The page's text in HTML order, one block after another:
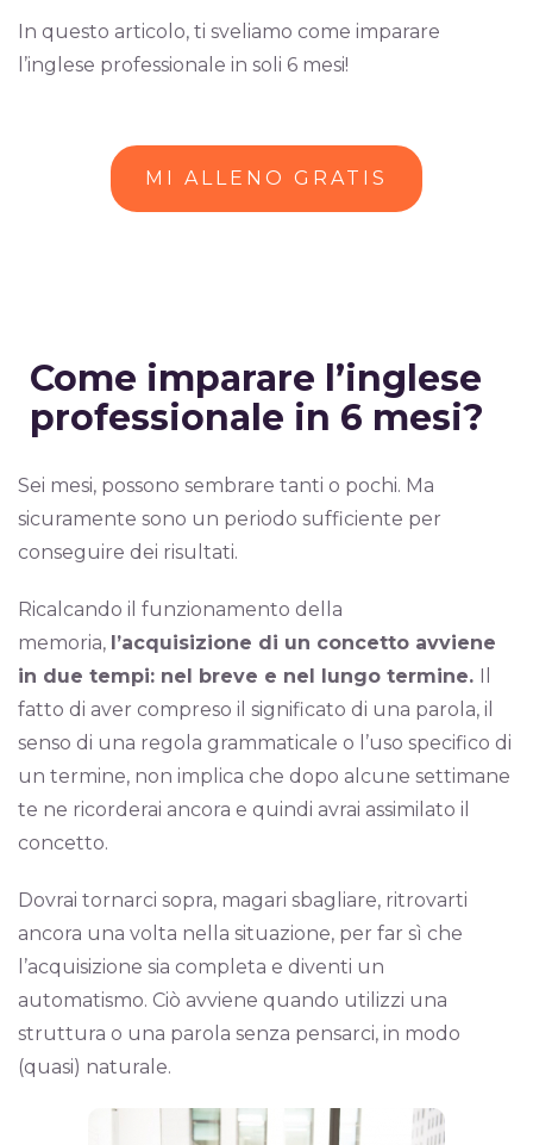
In questo articolo, ti sveliamo come imparare
l’inglese professionale in soli 6 mesi!
MI ALLENO GRATIS
Come imparare l’inglese
professionale in 6 mesi?
Sei mesi, possono sembrare tanti o pochi. Ma
sicuramente sono un periodo sufficiente per
conseguire dei risultati.
Ricalcando il funzionamento della
memoria, l’acquisizione di un concetto avviene
in due tempi: nel breve e nel lungo termine. Il
fatto di aver compreso il significato di una parola, il
senso di una regola grammaticale o l’uso specifico di
un termine, non implica che dopo alcune settimane
te ne ricorderai ancora e quindi avrai assimilato il
concetto.
Dovrai tornarci sopra, magari sbagliare, ritrovarti
ancora una volta nella situazione, per far sì che
l’acquisizione sia completa e diventi un
automatismo. Ciò avviene quando utilizzi una
struttura o una parola senza pensarci, in modo
(quasi) naturale.